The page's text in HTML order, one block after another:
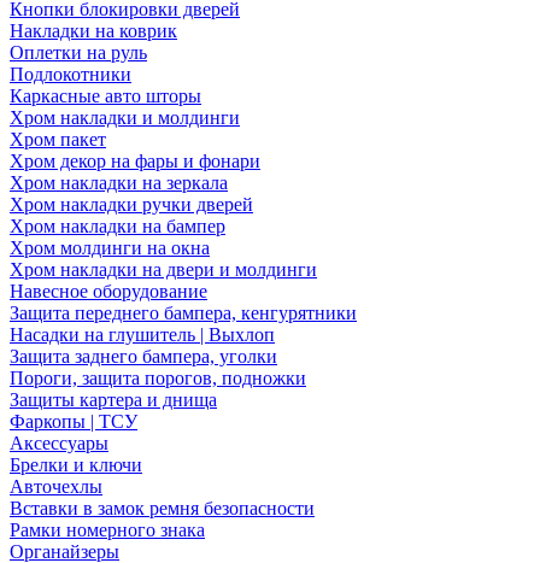
Кнопки блокировки дверей
Накладки на коврик
Оплетки на руль
Подлокотники
Каркасные авто шторы
Хром накладки и молдинги
Хром пакет
Хром декор на фары и фонари
Хром накладки на зеркала
Хром накладки ручки дверей
Хром накладки на бампер
Хром молдинги на окна
Хром накладки на двери и молдинги
Навесное оборудование
Защита переднего бампера, кенгурятники
Насадки на глушитель | Выхлоп
Защита заднего бампера, уголки
Пороги, защита порогов, подножки
Защиты картера и днища
Фаркопы | ТСУ
Аксессуары
Брелки и ключи
Авточехлы
Вставки в замок ремня безопасности
Рамки номерного знака
Органайзеры